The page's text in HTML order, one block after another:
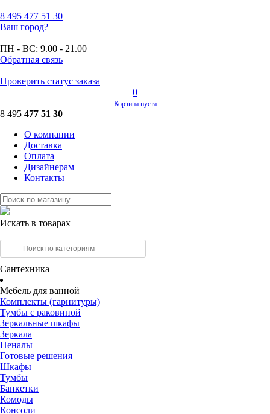
8 495 477 51 30
Ваш город?
ПН - ВС: 9.00 - 21.00
Обратная связь
Проверить статус заказа
0
Корзина пуста
8 495 477 51 30
О компании
Доставка
Оплата
Дизайнерам
Контакты
Искать в товарах
Сантехника
Мебель для ванной
Комплекты (гарнитуры)
Тумбы с раковиной
Зеркальные шкафы
Зеркала
Пеналы
Готовые решения
Шкафы
Тумбы
Банкетки
Комоды
Консоли